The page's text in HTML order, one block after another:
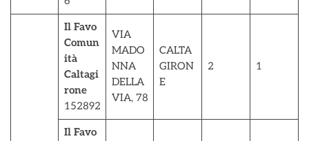
Il Favo
Comun
ità
Caltagi
rone
152892
VIA
MADO
NNA
DELLA
VIA, 78
CALTA
GIRON
E
2 1
Il Favo